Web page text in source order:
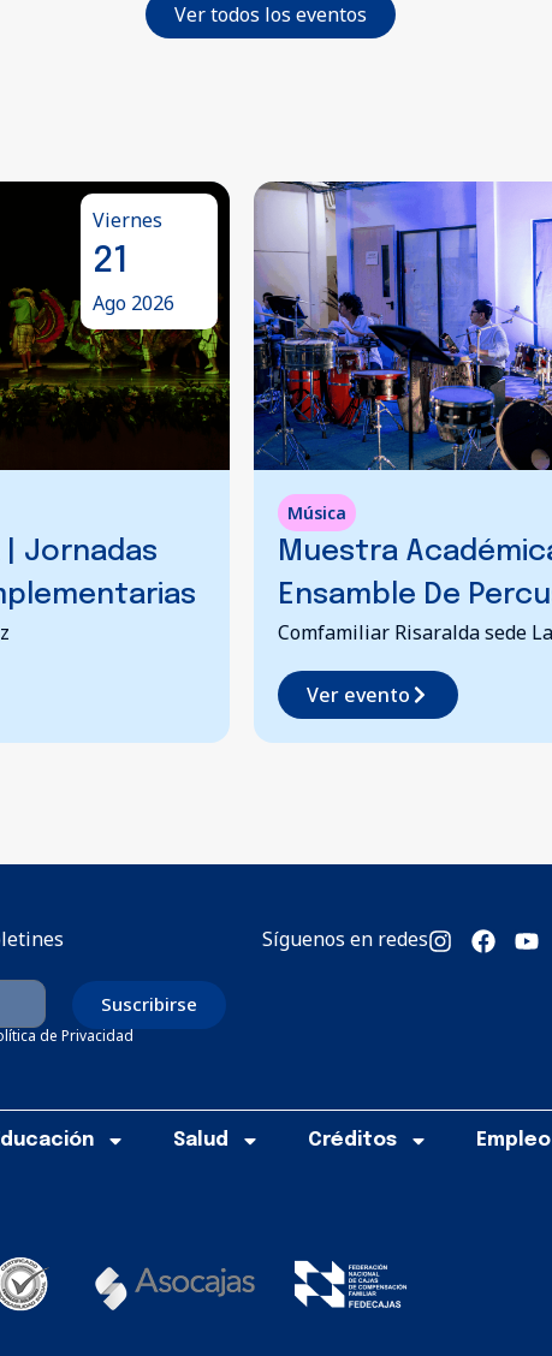
Ver todos los eventos
Viernes
21
Ago 2026
| Jornadas
Música
Muestra
Ensamble De
Comfamiliar Risaralda sede
Ver evento
Suscribirse
de Privacidad
Síguenos en redes
Salud Créditos Empleo